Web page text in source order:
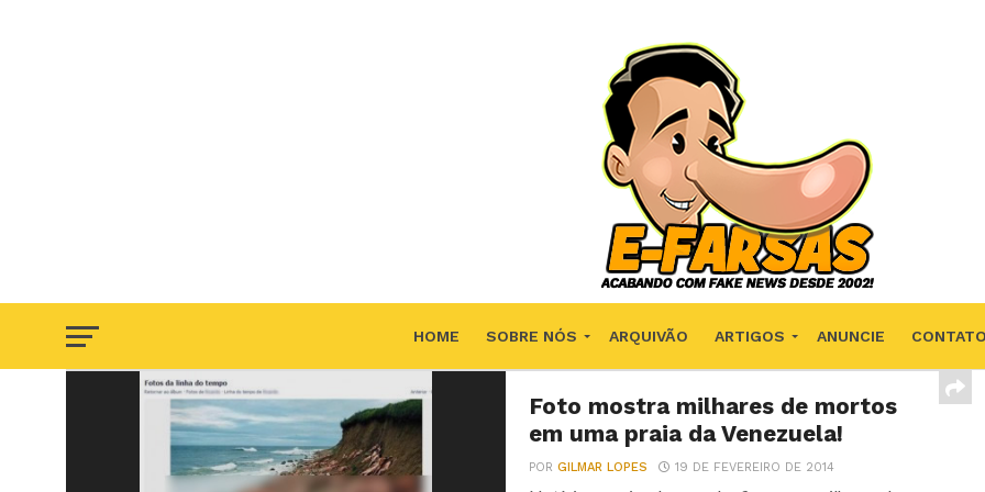
HOME SOBRE NÓS ARQUIVÃO ARTIGOS ANUNCIE CONTATO
F.A.Q
Foto mostra milhares de mortos
em uma praia da Venezuela!
PORGILMAR LOPES 19 DE FEVEREIRO DE 2014